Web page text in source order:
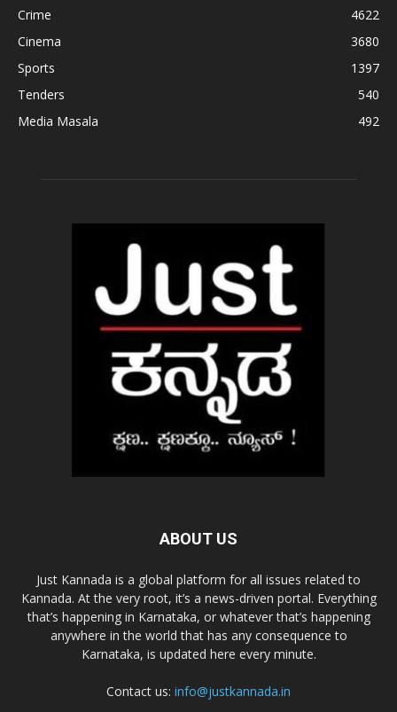
Crime
4622
Cinema
3680
Sports
1397
Tenders
540
Media Masala
492
ABOUT US
Just Kannada is a global platform for all issues related to
Kannada. At the very root, it’s a news-driven portal. Everything
that’s happening in Karnataka, or whatever that’s happening
anywhere in the world that has any consequence to
Karnataka, is updated here every minute.
Contact us: info@justkannada.in